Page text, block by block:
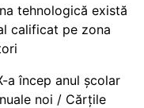
tehnologică există
calificat pe zona
a încep anul școlar
noi / Cărțile